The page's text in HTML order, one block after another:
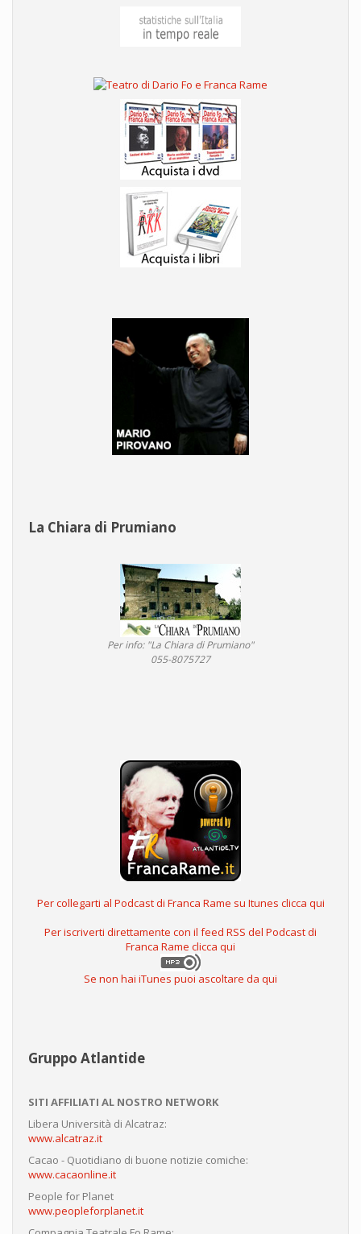
La Chiara di Prumiano
Per info: "La Chiara di Prumiano"
055-8075727
Per collegarti al Podcast di Franca Rame su Itunes clicca qui
Per iscriverti direttamente con il feed RSS del Podcast di
Franca Rame clicca qui
Se non hai iTunes puoi ascoltare da qui
Gruppo Atlantide
SITI AFFILIATI AL NOSTRO NETWORK
Libera Università di Alcatraz:
www.alcatraz.it
Cacao - Quotidiano di buone notizie comiche:
www.cacaonline.it
People for Planet
www.peopleforplanet.it